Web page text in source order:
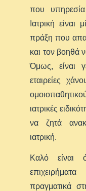
που
Ιατρική είναι
πράξη που
και τον βοηθά
Όμως, είναι
εταιρείες
ιατρικές
να ζητά
ιατρική.
Καλό είναι
πραγματικά